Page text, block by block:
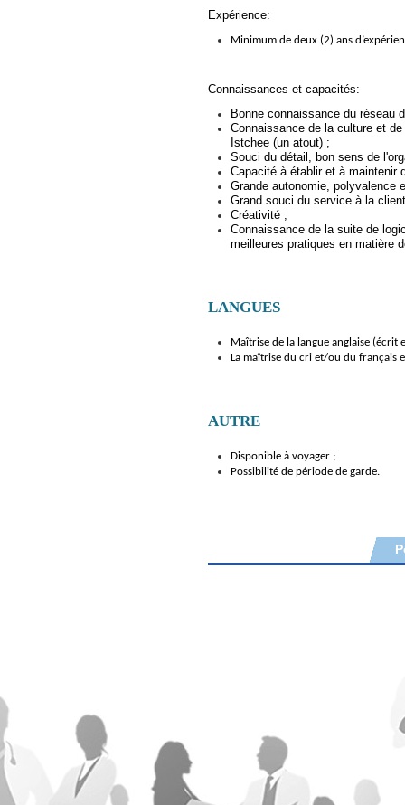
Expérience:
Minimum de deux (2) ans
Connaissances et capacités:
Bonne connaissance du réseau
Connaissance de la culture et
Istchee (un atout) ;
Souci du détail, bon sens de
Capacité à établir et à maintenir
Grande autonomie, polyvalence
Grand souci du service à la
Créativité ;
Connaissance de la suite de
meilleures pratiques en matière
LANGUES
Maîtrise de la langue anglaise (écrit
La maîtrise du cri et/ou du français
AUTRE
Disponible à voyager ;
Possibilité de période de garde.